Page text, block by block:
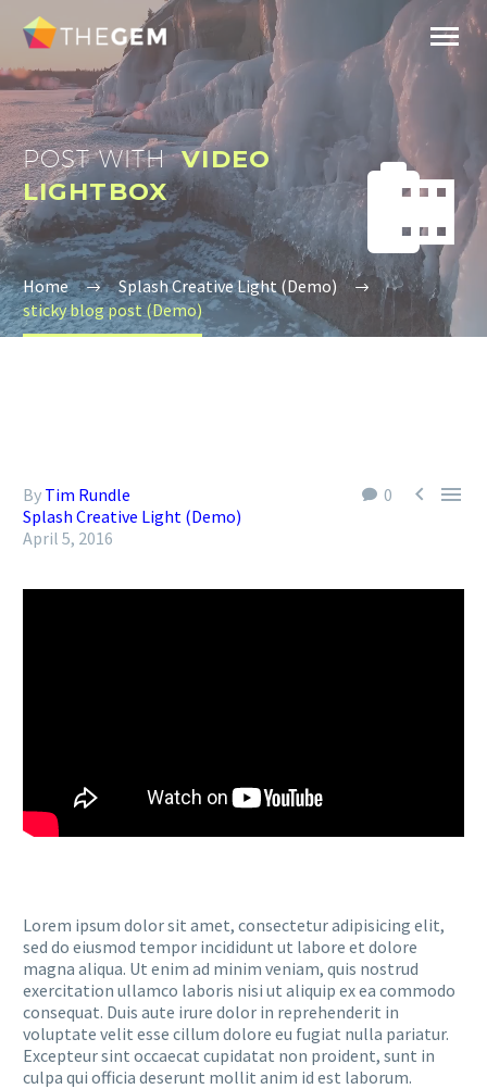


POST WITH VIDEO
LIGHTBOX
Home
Splash Creative Light (Demo)
sticky blog post (Demo)
0  
By Tim Rundle
Splash Creative Light (Demo)
April 5, 2016
Lorem ipsum dolor sit amet, consectetur adipisicing elit,
sed do eiusmod tempor incididunt ut labore et dolore
magna aliqua. Ut enim ad minim veniam, quis nostrud
exercitation ullamco laboris nisi ut aliquip ex ea commodo
consequat. Duis aute irure dolor in reprehenderit in
voluptate velit esse cillum dolore eu fugiat nulla pariatur.
Excepteur sint occaecat cupidatat non proident, sunt in
culpa qui officia deserunt mollit anim id est laborum.